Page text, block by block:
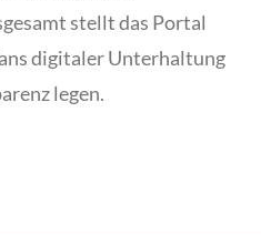
stellt das Portal
digitaler Unterhaltung
legen.